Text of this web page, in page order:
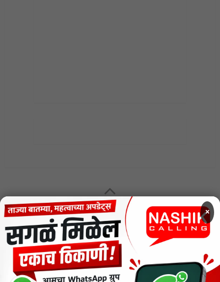
MENU
CODE OF ETHICS FOR DIGITAL NEWS WEBSITES
Contact Us
Privacy Policy
×